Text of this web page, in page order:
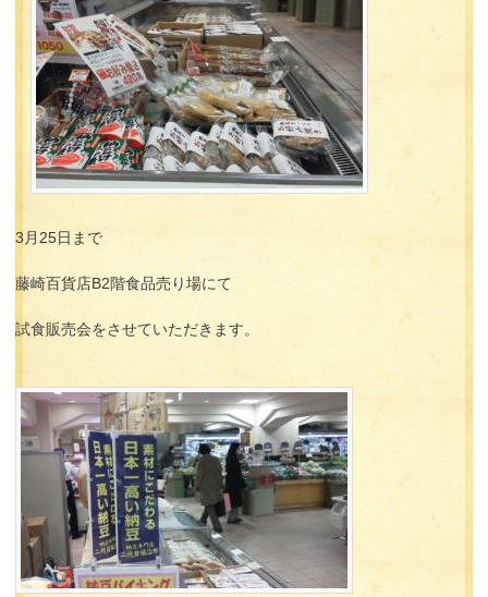
3月25日まで
藤崎百貨店B2階食品売り場にて
試食販売会をさせていただきます。